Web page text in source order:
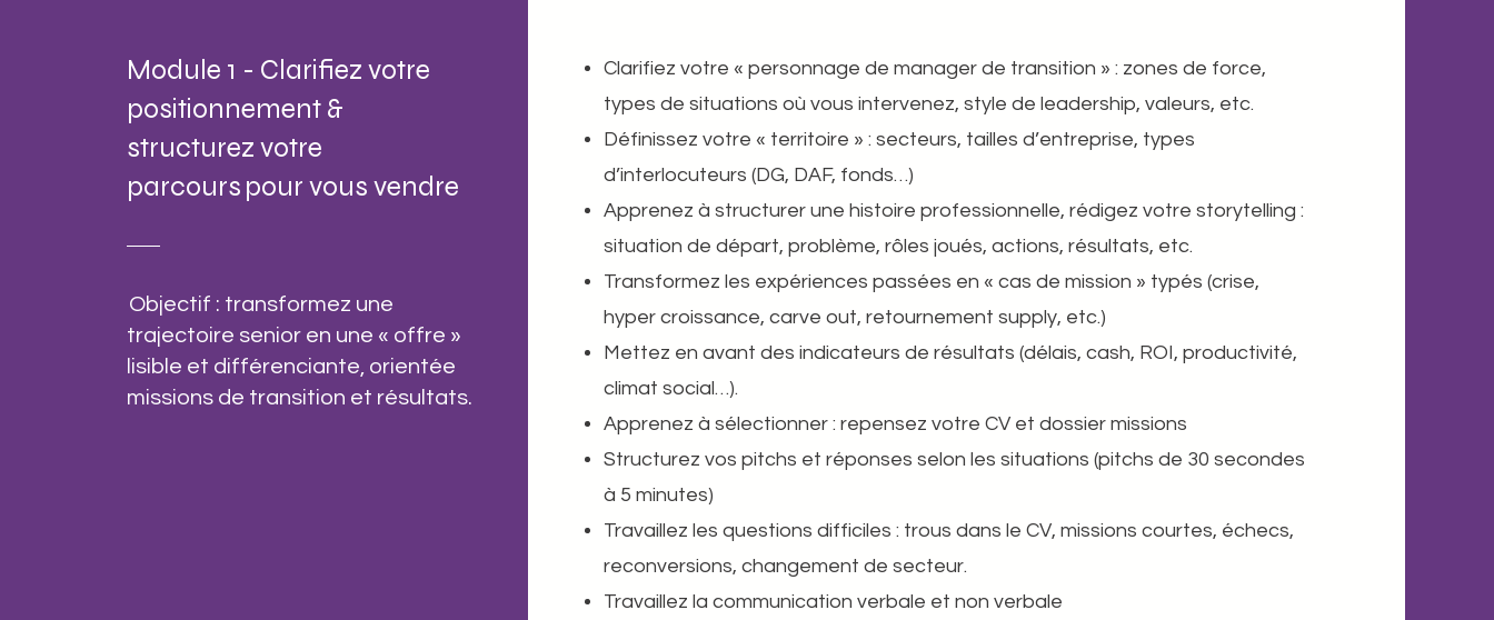
Module 1 - Clarifiez votre
positionnement &
structurez votre
parcours pour vous vendre
Objectif : transformez une
trajectoire senior en une « offre »
lisible et différenciante, orientée
missions de transition et résultats.
Clarifiez votre « personnage de manager de transition » : zones de force,
types de situations où vous intervenez, style de leadership, valeurs, etc.​
Définissez votre « territoire » : secteurs, tailles d’entreprise, types
d’interlocuteurs (DG, DAF, fonds…) ​
Apprenez à structurer une histoire professionnelle, rédigez votre storytelling :
situation de départ, problème, rôles joués, actions, résultats, etc. ​
Transformez les expériences passées en « cas de mission » typés (crise,
hyper croissance, carve out, retournement supply, etc.)
Mettez en avant des indicateurs de résultats (délais, cash, ROI, productivité,
climat social…). ​
Apprenez à sélectionner : repensez votre CV et dossier missions ​
Structurez vos pitchs et réponses selon les situations (pitchs de 30 secondes
à 5 minutes)​
Travaillez les questions difficiles : trous dans le CV, missions courtes, échecs,
reconversions, changement de secteur.​​ ​
Travaillez la communication verbale et non verbale